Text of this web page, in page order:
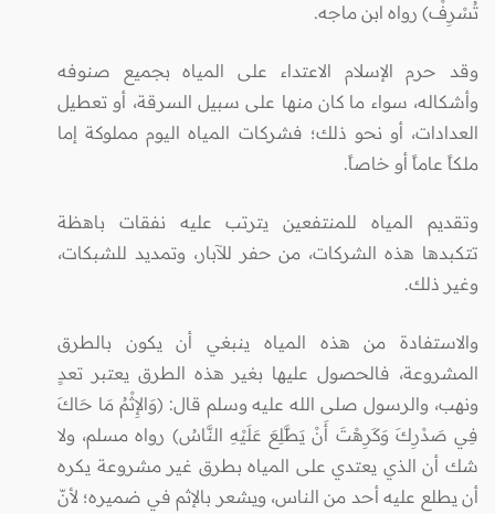
تُسْرِفْ) رواه ابن ماجه.
وقد حرم الإسلام الاعتداء على المياه بجميع صنوفه
وأشكاله، سواء ما كان منها على سبيل السرقة، أو تعطيل
العدادات، أو نحو ذلك؛ فشركات المياه اليوم مملوكة إما
ملكاً عاماً أو خاصاً.
وتقديم المياه للمنتفعين يترتب عليه نفقات باهظة
تتكبدها هذه الشركات، من حفر للآبار، وتمديد للشبكات،
وغير ذلك.
والاستفادة من هذه المياه ينبغي أن يكون بالطرق
المشروعة، فالحصول عليها بغير هذه الطرق يعتبر تعدٍ
ونهب، والرسول صلى الله عليه وسلم قال: (وَالإِثْمُ مَا حَاكَ
فِي صَدْرِكَ وَكَرِهْتَ أَنْ يَطَّلِعَ عَلَيْهِ النَّاسُ) رواه مسلم، ولا
شك أن الذي يعتدي على المياه بطرق غير مشروعة يكره
أن يطلع عليه أحد من الناس، ويشعر بالإثم في ضميره؛ لأنّ